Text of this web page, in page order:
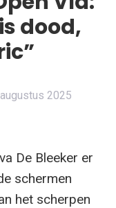
dood,
2025
De Bleeker er
schermen
het scherpen